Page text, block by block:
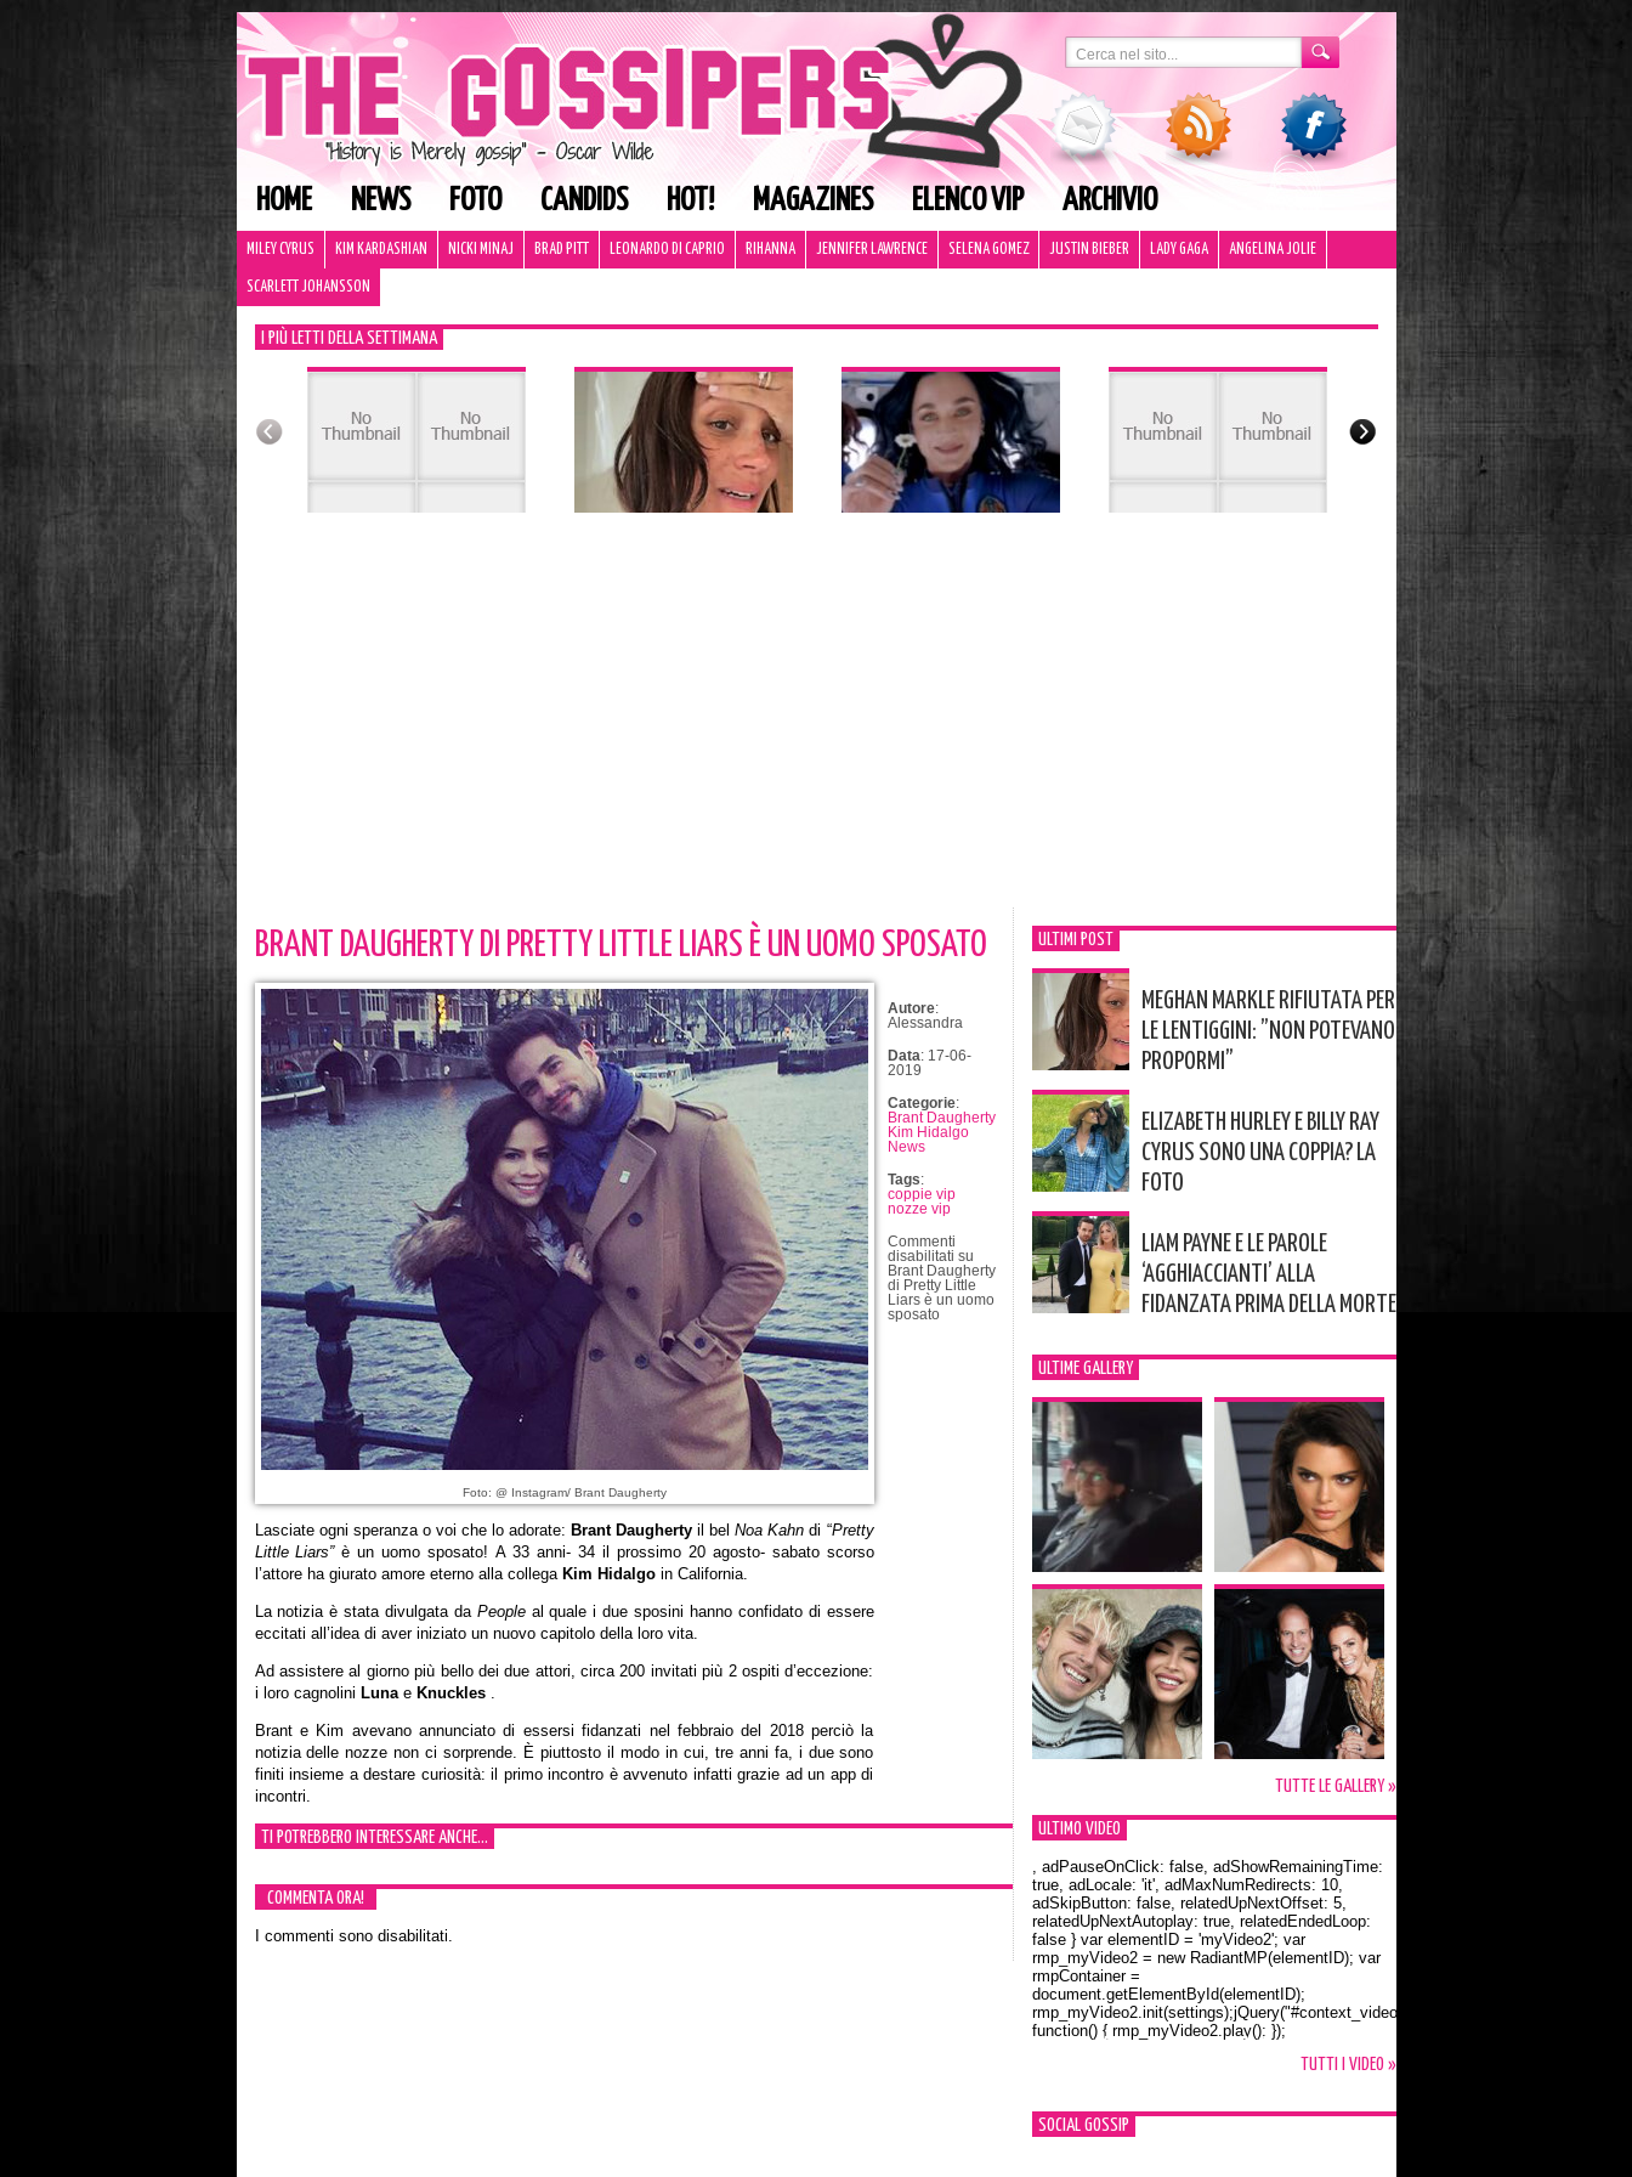
HOME NEWS FOTO CANDIDS HOT! MAGAZINES ELENCO VIP ARCHIVIO
MILEY CYRUS KIM KARDASHIAN NICKI MINAJ BRAD PITT LEONARDO DI CAPRIO RIHANNA JENNIFER LAWRENCE SELENA GOMEZ JUSTIN BIEBER LADY GAGA ANGELINA JOLIE
SCARLETT JOHANSSON
I PIÙ LETTI DELLA SETTIMANA
BRANT DAUGHERTY DI PRETTY LITTLE LIARS È UN UOMO SPOSATO
Foto: @ Instagram/ Brant Daugherty
Lasciate ogni speranza o voi che lo adorate: Brant Daugherty il belNoa Kahn di “Pretty
Little Liars”è un uomo sposato! A 33 anni- 34 il prossimo 20 agosto- sabato scorso
l’attore ha giurato amore eterno alla collega Kim Hidalgoin California.
La notizia è stata divulgata daPeopleal quale i due sposini hanno confidato di essere
eccitati all’idea di aver iniziato un nuovo capitolo della loro vita.
Ad assistere al giorno più bello dei due attori, circa 200 invitati più 2 ospiti d’eccezione:
i loro cagnolini Lunae Knuckles.
Brant e Kim avevano annunciato di essersi fidanzati nel febbraio del 2018 perciò la
notizia delle nozze non ci sorprende. È piuttosto il modo in cui, tre anni fa, i due sono
finiti insieme a destare curiosità: il primo incontro è avvenuto infatti grazie ad un app di
incontri.
Autore:
Alessandra
Data: 17-06-
2019
Categorie:
Brant Daugherty
Kim Hidalgo
News
Tags:
coppie vip
nozze vip
Commenti
disabilitati su
Brant Daugherty
di Pretty Little
Liars è un uomo
sposato
TI POTREBBERO INTERESSARE ANCHE...
COMMENTA ORA!
I commenti sono disabilitati.
ULTIMI POST
MEGHAN MARKLE RIFIUTATA PER
LE LENTIGGINI: ”NON POTEVANO
PROPORMI”
ELIZABETH HURLEY E BILLY RAY
CYRUS SONO UNA COPPIA? LA
FOTO
LIAM PAYNE E LE PAROLE
‘AGGHIACCIANTI’ ALLA
FIDANZATA PRIMA DELLA MORTE
ULTIME GALLERY
TUTTE LE GALLERY »
ULTIMO VIDEO
Orlando Bloom e la t-shirt dedicata a Flynn
, adPauseOnClick: false, adShowRemainingTime:
true, adLocale: 'it', adMaxNumRedirects: 10,
adSkipButton: false, relatedUpNextOffset: 5,
relatedUpNextAutoplay: true, relatedEndedLoop:
false } var elementID = 'myVideo2'; var
rmp_myVideo2 = new RadiantMP(elementID); var
rmpContainer =
document.getElementById(elementID);
rmp_myVideo2.init(settings);jQuery("#context_video2").one("mouseover",
function() { rmp_myVideo2.play(); });
TUTTI I VIDEO »
SOCIAL GOSSIP